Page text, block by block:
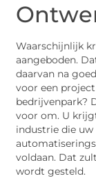
Waarschijnlijk
aangeboden.
daarvan na
voor een
bedrijvenpark?
voor om. U
industrie die uw
voldaan. Dat
wordt gesteld.